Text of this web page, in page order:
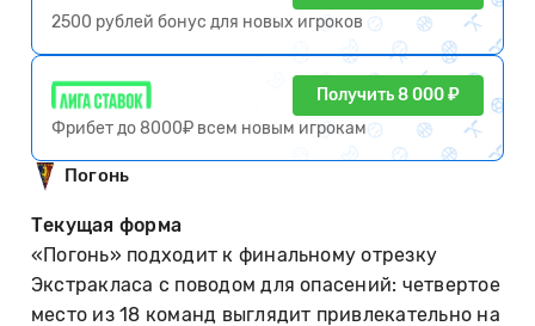
2500 рублей бонус для новых игроков
Получить 8 000 ₽
Фрибет до 8000₽ всем новым игрокам
Погонь
Текущая форма
«Погонь» подходит к финальному отрезку
Экстракласа с поводом для опасений: четвертое
место из 18 команд выглядит привлекательно на